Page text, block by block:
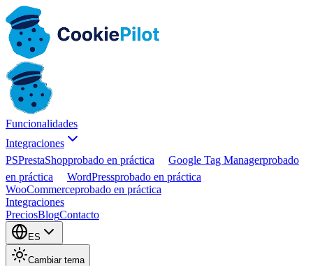
Funcionalidades
Integraciones
PSPrestaShopprobado en práctica Google Tag Managerprobado
en práctica
WordPressprobado en práctica
WooCommerceprobado en práctica
Integraciones
PreciosBlogContacto
ES
Cambiar tema